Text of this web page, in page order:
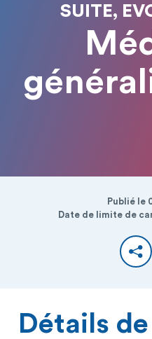
SUITE,
Publié le
Date de limite de
Détails